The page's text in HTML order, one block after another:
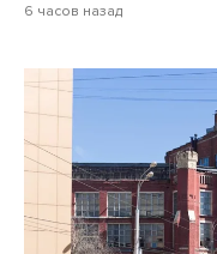
6 часов назад